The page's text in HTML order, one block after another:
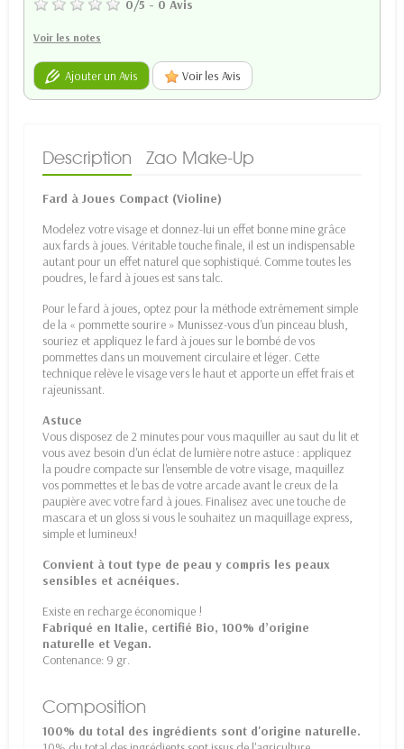
0/5 - 0 Avis
Voir les notes
Ajouter un Avis Voir les Avis
Description Zao Make-Up
Fard à Joues Compact (Violine)
Modelez votre visage et donnez-lui un effet bonne mine grâce
aux fards à joues. Véritable touche finale, il est un indispensable
autant pour un effet naturel que sophistiqué. Comme toutes les
poudres, le fard à joues est sans talc.
Pour le fard à joues, optez pour la méthode extrêmement simple
de la « pommette sourire » Munissez-vous d'un pinceau blush,
souriez et appliquez le fard à joues sur le bombé de vos
pommettes dans un mouvement circulaire et léger. Cette
technique relève le visage vers le haut et apporte un effet frais et
rajeunissant.
Astuce
Vous disposez de 2 minutes pour vous maquiller au saut du lit et
vous avez besoin d'un éclat de lumière notre astuce : appliquez
la poudre compacte sur l'ensemble de votre visage, maquillez
vos pommettes et le bas de votre arcade avant le creux de la
paupière avec votre fard à joues. Finalisez avec une touche de
mascara et un gloss si vous le souhaitez un maquillage express,
simple et lumineux!
Convient à tout type de peau y compris les peaux
sensibles et acnéiques.
Existe en recharge économique !
Fabriqué en Italie, certifié Bio, 100% d’origine
naturelle et Vegan.
Contenance: 9 gr.
Composition
100% du total des ingrédients sont d'origine naturelle.